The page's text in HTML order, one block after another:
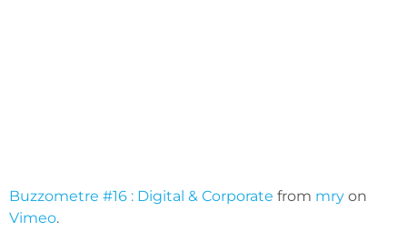
Buzzometre #16 : Digital & Corporate from mry on
Vimeo.